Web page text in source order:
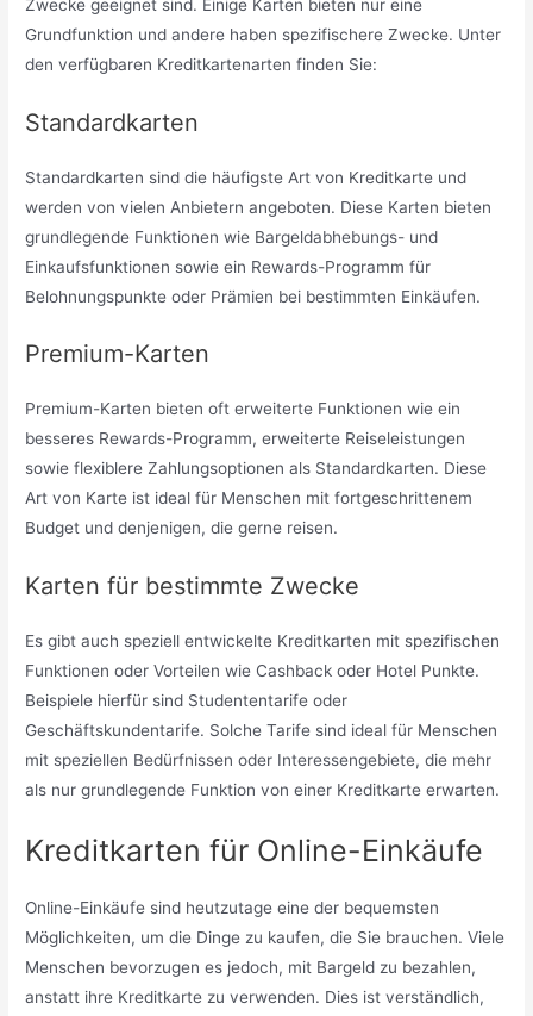
Zwecke geeignet sind. Einige Karten bieten nur eine
Grundfunktion und andere haben spezifischere Zwecke. Unter
den verfügbaren Kreditkartenarten finden Sie:
Standardkarten
Standardkarten sind die häufigste Art von Kreditkarte und
werden von vielen Anbietern angeboten. Diese Karten bieten
grundlegende Funktionen wie Bargeldabhebungs- und
Einkaufsfunktionen sowie ein Rewards-Programm für
Belohnungspunkte oder Prämien bei bestimmten Einkäufen.
Premium-Karten
Premium-Karten bieten oft erweiterte Funktionen wie ein
besseres Rewards-Programm, erweiterte Reiseleistungen
sowie flexiblere Zahlungsoptionen als Standardkarten. Diese
Art von Karte ist ideal für Menschen mit fortgeschrittenem
Budget und denjenigen, die gerne reisen.
Karten für bestimmte Zwecke
Es gibt auch speziell entwickelte Kreditkarten mit spezifischen
Funktionen oder Vorteilen wie Cashback oder Hotel Punkte.
Beispiele hierfür sind Studententarife oder
Geschäftskundentarife. Solche Tarife sind ideal für Menschen
mit speziellen Bedürfnissen oder Interessengebiete, die mehr
als nur grundlegende Funktion von einer Kreditkarte erwarten.
Kreditkarten für Online-Einkäufe
Online-Einkäufe sind heutzutage eine der bequemsten
Möglichkeiten, um die Dinge zu kaufen, die Sie brauchen. Viele
Menschen bevorzugen es jedoch, mit Bargeld zu bezahlen,
anstatt ihre Kreditkarte zu verwenden. Dies ist verständlich,